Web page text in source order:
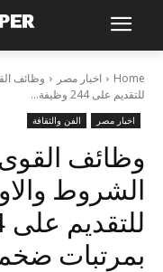
Home اخبار مصر
للتقديم على 244 وظيفة...
اخبار مصر الفن والثقافة
الشروط
بمرتبات